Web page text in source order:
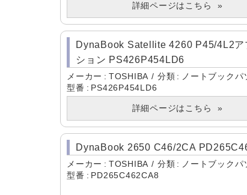
詳細ページはこちら
DynaBook Satellite 4260 P45/4L2ア
ション PS426P454LD6
メーカー TOSHIBA 分類
ノートブックパ
型番
PS426P454LD6
詳細ページはこちら
DynaBook 2650 C46/2CA
メーカー TOSHIBA 分類
ノートブックパ
型番
PD265C462CA8